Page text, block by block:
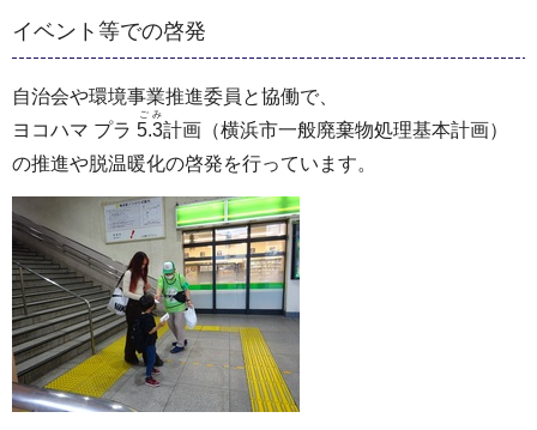
イベント等での啓発
自治会や環境事業推進委員と協働で、
ヨコハマ プラ 5.3
ごみ
計画（横浜市一般廃棄物処理基本計画）
の推進や脱温暖化の啓発を行っています。